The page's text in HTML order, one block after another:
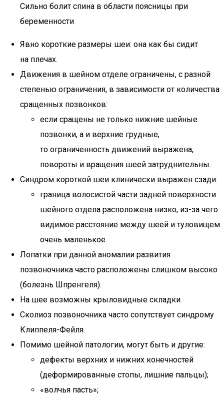
Сильно болит спина в области поясницы при
беременности
Явно короткие размеры шеи: она как бы сидит
на плечах.
Движения в шейном отделе ограничены, с разной
степенью ограничения, в зависимости от количества
сращенных позвонков:
если сращены не только нижние шейные
позвонки, а и верхние грудные,
то ограниченность движений выражена,
повороты и вращения шеей затруднительны.
Синдром короткой шеи клинически выражен сзади:
граница волосистой части задней поверхности
шейного отдела расположена низко, из-за чего
видимое расстояние между шеей и туловищем
очень маленькое.
Лопатки при данной аномалии развития
позвоночника часто расположены слишком высоко
(болезнь Шпренгеля).
На шее возможны крыловидные складки.
Сколиоз позвоночника часто сопутствует синдрому
Клиппеля-Фейля.
Помимо шейной патологии, могут быть и другие:
дефекты верхних и нижних конечностей
(деформированные стопы, лишние пальцы);
«волчья пасть»;